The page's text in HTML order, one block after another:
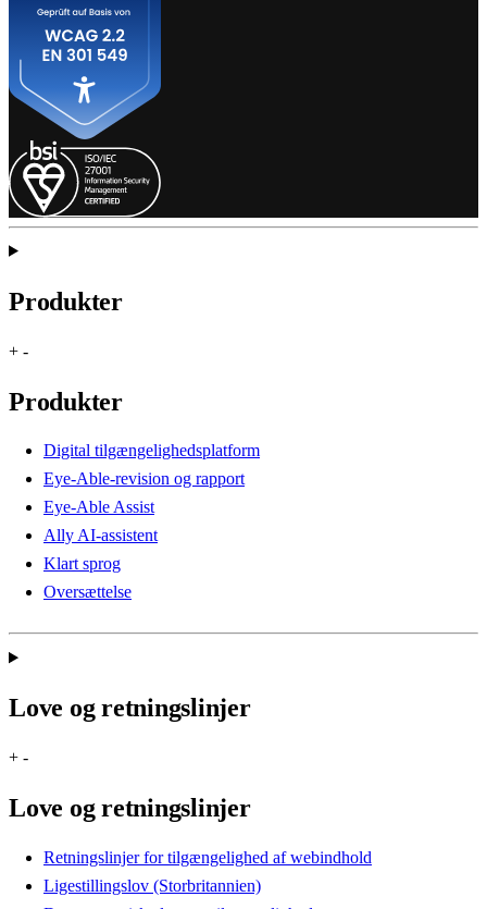
Produkter
+ -
Produkter
Digital tilgængelighedsplatform
Eye-Able-revision og rapport
Eye-Able Assist
Ally AI-assistent
Klart sprog
Oversættelse
Love og retningslinjer
+ -
Love og retningslinjer
Retningslinjer for tilgængelighed af webindhold
Ligestillingslov (Storbritannien)